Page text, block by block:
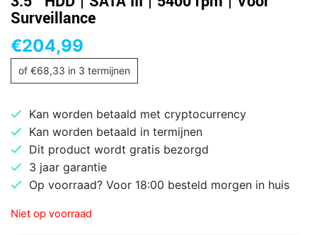
Surveillance
€204,99
of €68,33 in 3 termijnen
Kan worden betaald met cryptocurrency
Kan worden betaald in termijnen
Dit product wordt gratis bezorgd
3 jaar garantie
Op voorraad? Voor 18:00 besteld morgen in huis
Niet op voorraad